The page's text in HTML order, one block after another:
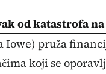
od katastrofa
Iowe) pruža
koji se